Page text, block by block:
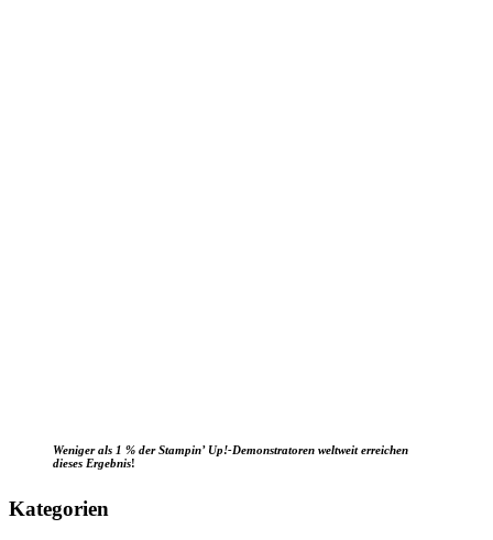
Weniger als 1 % der Stampin’ Up!-Demonstratoren weltweit erreichen
dieses Ergebnis!
Kategorien